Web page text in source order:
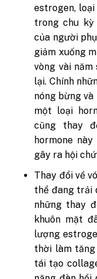
estrogen,
trong chu kỳ
của người
giảm xuống
vòng vài
lại. Chính
nóng bừng
một loại
cũng thay
hormone
gây ra hội
Thay đổi về
thể đang trải
những thay
khuôn mặt
lượng
thời làm tăng
tái tạo